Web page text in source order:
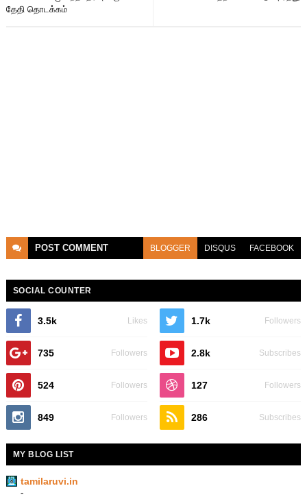
தேதி தொடக்கம்
POST COMMENT BLOGGER DISQUS FACEBOOK
SOCIAL COUNTER
3.5k Likes 1.7k Followers
735 Followers 2.8k Subscribes
524 Followers 127 Followers
849 Followers 286 Subscribes
MY BLOG LIST
tamilaruvi.in
-